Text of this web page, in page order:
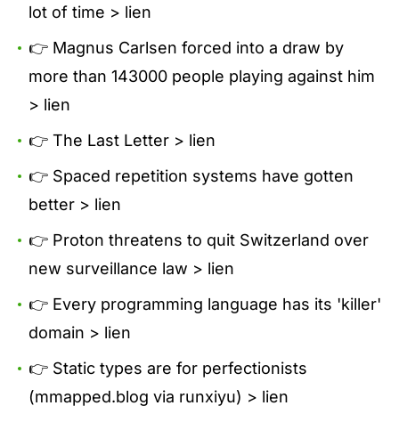
lot of time > lien
👉 Magnus Carlsen forced into a draw by
more than 143000 people playing against him
> lien
👉 The Last Letter > lien
👉 Spaced repetition systems have gotten
better > lien
👉 Proton threatens to quit Switzerland over
new surveillance law > lien
👉 Every programming language has its 'killer'
domain > lien
👉 Static types are for perfectionists
(mmapped.blog via runxiyu) > lien